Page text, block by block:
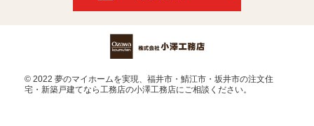
© 2022 夢のマイホームを実現、 福井市・鯖江市・坂井市の注文住
宅・新築戸建てなら工務店の小澤工務店にご相談ください。